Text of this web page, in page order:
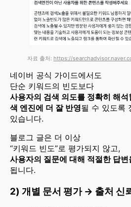
자료 출처: https://
네이버 공식 가이드에서도
단순 키워드의 빈도보다
사용자의 검색 의도를 정확히 해
색 엔진에 더 잘 반영될 수 있도록
있습니다.
블로그 글은 더 이상
“키워드 빈도”로 평가되지 않고,
사용자의 질문에 대해 적절한 답변
됩니다.
2) 개별 문서 평가 → 출처 신